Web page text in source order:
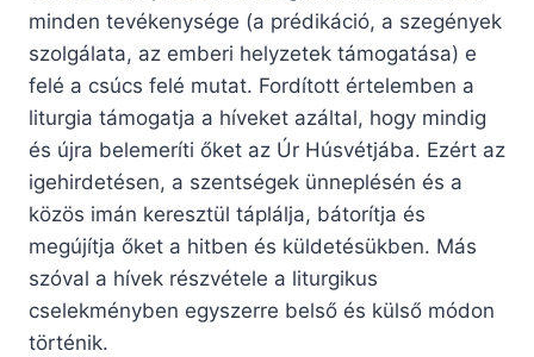
minden tevékenysége (a prédikáció, a szegények
szolgálata, az emberi helyzetek támogatása) e
felé a csúcs felé mutat. Fordított értelemben a
liturgia támogatja a híveket azáltal, hogy mindig
és újra belemeríti őket az Úr Húsvétjába. Ezért az
igehirdetésen, a szentségek ünneplésén és a
közös imán keresztül táplálja, bátorítja és
megújítja őket a hitben és küldetésükben. Más
szóval a hívek részvétele a liturgikus
cselekményben egyszerre belső és külső módon
történik.